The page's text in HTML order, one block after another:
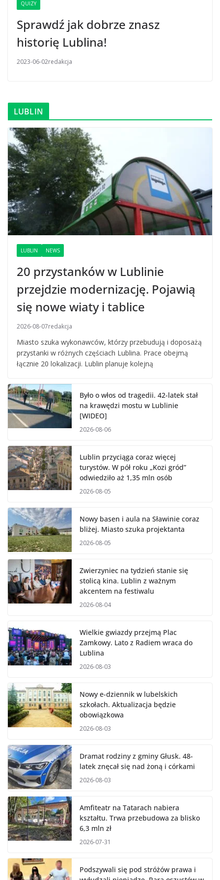
QUIZY
Sprawdź jak dobrze znasz
historię Lublina!
2023-06-02redakcja
LUBLIN
LUBLIN NEWS
20 przystanków w Lublinie
przejdzie modernizację. Pojawią
się nowe wiaty i tablice
2026-08-07redakcja
Miasto szuka wykonawców, którzy przebudują i doposażą
przystanki w różnych częściach Lublina. Prace obejmą
łącznie 20 lokalizacji. Lublin planuje kolejną
Było o włos od tragedii. 42-latek stał
na krawędzi mostu w Lublinie
[WIDEO]
2026-08-06
Lublin przyciąga coraz więcej
turystów. W pół roku „Kozi gród”
odwiedziło aż 1,35 mln osób
2026-08-05
Nowy basen i aula na Sławinie coraz
bliżej. Miasto szuka projektanta
2026-08-05
Zwierzyniec na tydzień stanie się
stolicą kina. Lublin z ważnym
akcentem na festiwalu
2026-08-04
Wielkie gwiazdy przejmą Plac
Zamkowy. Lato z Radiem wraca do
Lublina
2026-08-03
Nowy e-dziennik w lubelskich
szkołach. Aktualizacja będzie
obowiązkowa
2026-08-03
Dramat rodziny z gminy Głusk. 48-
latek znęcał się nad żoną i córkami
2026-08-03
Amfiteatr na Tatarach nabiera
kształtu. Trwa przebudowa za blisko
6,3 mln zł
2026-07-31
Podszywali się pod stróżów prawa i